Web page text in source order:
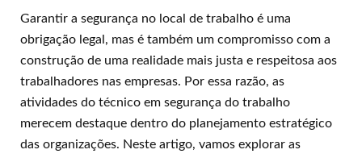
Garantir a segurança no local de trabalho é uma
obrigação legal, mas é também um compromisso com a
construção de uma realidade mais justa e respeitosa aos
trabalhadores nas empresas. Por essa razão, as
atividades do técnico em segurança do trabalho
merecem destaque dentro do planejamento estratégico
das organizações. Neste artigo, vamos explorar as